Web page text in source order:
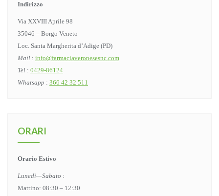
Indirizzo
Via XXVIII Aprile 98
35046 – Borgo Veneto
Loc. Santa Margherita d’Adige (PD)
Mail : info@farmaciaveronesesnc.com
Tel : 0429-86124
Whatsapp : 366 42 32 511
ORARI
Orario Estivo
Lunedì—Sabato :
Mattino: 08:30 – 12:30